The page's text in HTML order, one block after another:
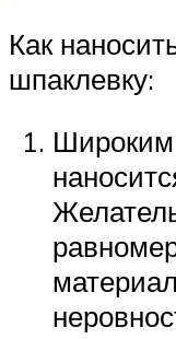
Как
шпаклевку:
Широким